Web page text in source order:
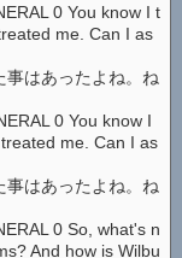
0 You know I t
me. Can I as
事はあったよね。ね
0 You know I
me. Can I as
事はあったよね。ね
0 So, what's n
And how is Wilbu